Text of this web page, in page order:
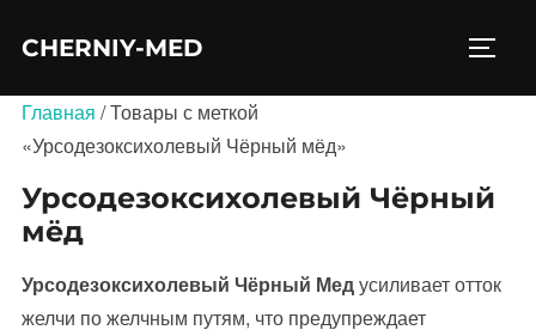
CHERNIY-MED
Главная / Товары с меткой
«Урсодезоксихолевый Чёрный мёд»
Урсодезоксихолевый Чёрный
мёд
Урсодезоксихолевый Чёрный Медусиливает отток
желчи по желчным путям, что предупреждает